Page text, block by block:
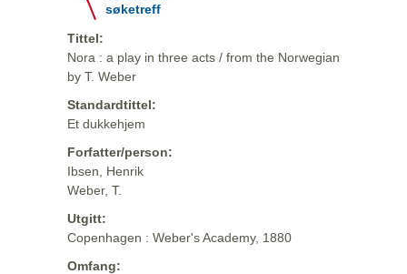
søketreff
Tittel:
Nora : a play in three acts / from the Norwegian
by T. Weber
Standardtittel:
Et dukkehjem
Forfatter/person:
Ibsen, Henrik
Weber, T.
Utgitt:
Copenhagen : Weber's Academy, 1880
Omfang: